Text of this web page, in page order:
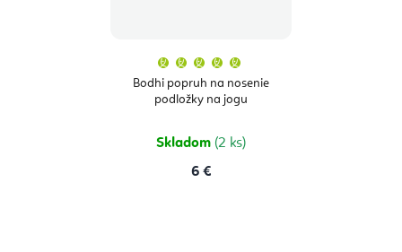
Bodhi popruh na nosenie
podložky na jogu
produktu
je
5,0
hviezdičiek.
Skladom (2 ks)
6 €